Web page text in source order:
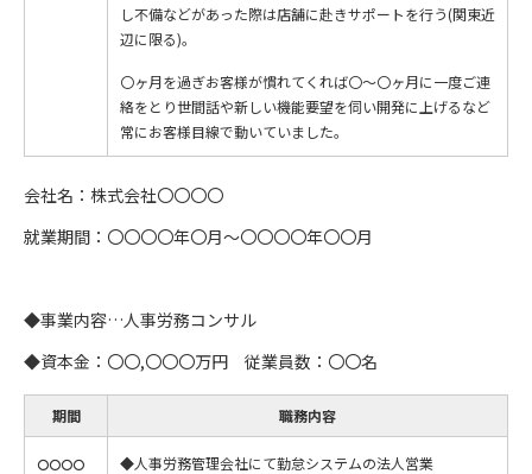
し不備などがあった際は店舗に赴きサポートを行う(関東近
辺に限る)。
〇ヶ月を過ぎお客様が慣れてくれば〇〜〇ヶ月に一度ご連
絡をとり世間話や新しい機能要望を伺い開発に上げるなど
常にお客様目線で動いていました。
会社名：株式会社〇〇〇〇
就業期間：〇〇〇〇年〇月〜〇〇〇〇年〇〇月
◆事業内容…人事労務コンサル
◆資本金：〇〇,〇〇〇万円 従業員数：〇〇名
期間 職務内容
〇〇〇〇
◆人事労務管理会社にて勤怠システムの法人営業